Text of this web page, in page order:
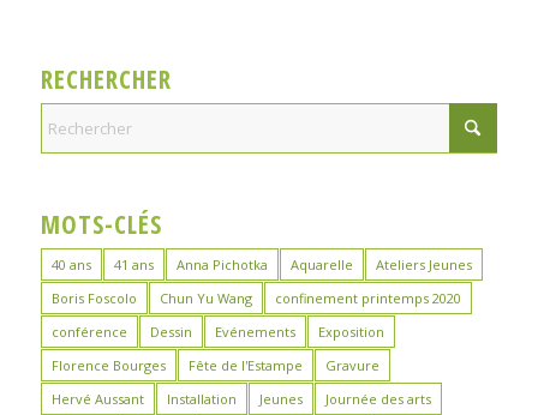
RECHERCHER
MOTS-CLÉS
40 ans 41 ans Anna Pichotka Aquarelle
Ateliers Jeunes
Boris Foscolo
Chun Yu Wang
confinement printemps 2020
conférence
Dessin Evénements
Exposition
Florence Bourges
Fête de l'Estampe
Gravure
Hervé Aussant
Installation Jeunes
Journée des arts